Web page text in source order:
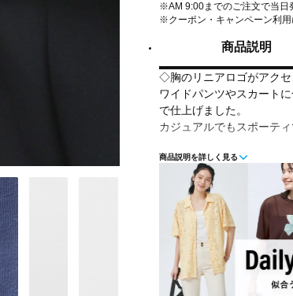
※AM 9:00までのご注文で当
※クーポン・キャンペーン利用
商品説明
◇胸のリニアロゴがアクセ
ワイドパンツやスカート
で仕上げました。
カジュアルでもスポーテ
■カラー(メーカー表記)：
ペールグリーン(CYS)
ダークブルー(DRE)
■素材：本体：綿60％ ポ
39％ ポリウレタン2％
■生産国：ベトナム
商品説明を詳しく見る